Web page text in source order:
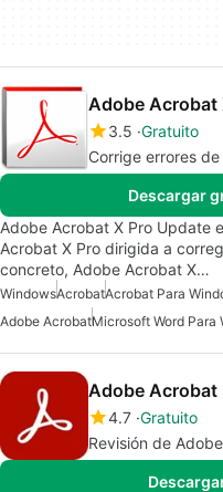
Adobe Acrobat
3.5 Gratuito
Corrige errores
Descargar
Adobe Acrobat X Pro Update
Acrobat X Pro dirigida a
concreto, Adobe Acrobat X…
WindowsAcrobatAcrobat Para
Adobe AcrobatMicrosoft Word Para
Adobe Acrobat
4.7 Gratuito
Revisión de